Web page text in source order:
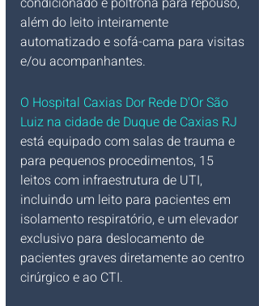
além do leito inteiramente
automatizado e sofá-cama para visitas
e/ou acompanhantes.
O Hospital Caxias Dor Rede D'Or São
Luiz na cidade de Duque de Caxias RJ
está equipado com salas de trauma e
para pequenos procedimentos, 15
leitos com infraestrutura de UTI,
incluindo um leito para pacientes em
isolamento respiratório, e um elevador
exclusivo para deslocamento de
pacientes graves diretamente ao centro
cirúrgico e ao CTI.